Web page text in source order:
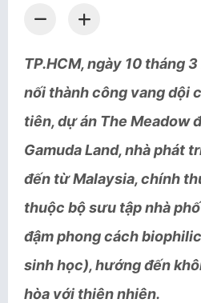
TP.HCM, ngày 10 tháng
nối thành công vang dội
tiên, dự án The Meadow
Gamuda Land, nhà phát
đến từ Malaysia, chính
thuộc bộ sưu tập nhà
đậm phong cách
sinh học), hướng đến
hòa với thiên nhiên.